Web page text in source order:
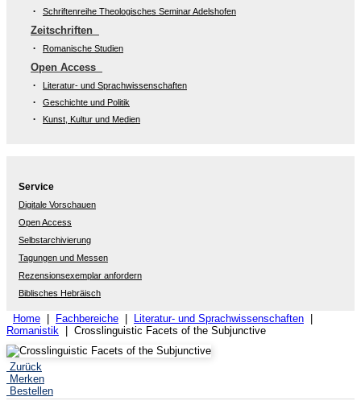
Schriftenreihe Theologisches Seminar Adelshofen
Zeitschriften
Romanische Studien
Open Access
Literatur- und Sprachwissenschaften
Geschichte und Politik
Kunst, Kultur und Medien
Service
Digitale Vorschauen
Open Access
Selbstarchivierung
Tagungen und Messen
Rezensionsexemplar anfordern
Biblisches Hebräisch
Home Fachbereiche Literatur- und Sprachwissenschaften
Romanistik | Crosslinguistic Facets of the Subjunctive
Zurück
Merken
Bestellen